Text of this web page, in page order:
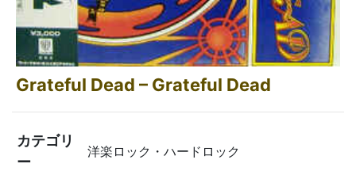
Grateful Dead ‎– Grateful Dead
カテゴリ
ー
洋楽ロック・ハードロック